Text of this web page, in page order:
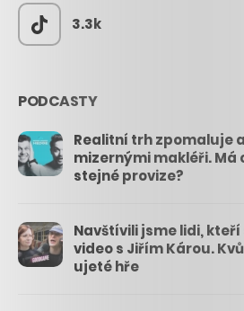
3.3k
PODCASTY
Realitní trh zpomaluje
mizernými makléři.
stejné provize?
Navštívili jsme lidi,
video s Jiřím Károu.
ujeté hře